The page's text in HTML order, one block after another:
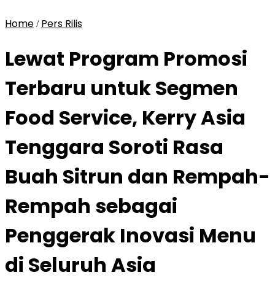
Home / Pers Rilis
Lewat Program Promosi
Terbaru untuk Segmen
Food Service, Kerry Asia
Tenggara Soroti Rasa
Buah Sitrun dan Rempah-
Rempah sebagai
Penggerak Inovasi Menu
di Seluruh Asia